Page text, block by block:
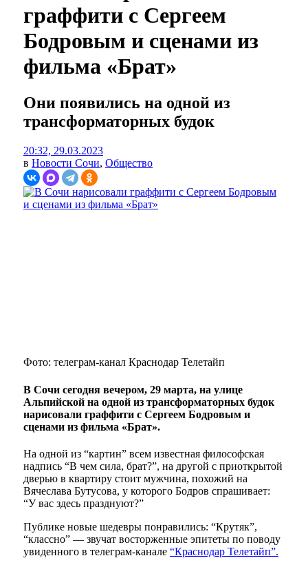
граффити с Сергеем
Бодровым и сценами из
фильма «Брат»
Они появились на одной из
трансформаторных будок
20:32, 29.03.2023
в Новости Сочи, Общество
Фото: телеграм-канал Краснодар Телетайп
В Сочи сегодня вечером, 29 марта, на улице
Альпийской на одной из трансформаторных будок
нарисовали граффити с Сергеем Бодровым и
сценами из фильма «Брат».
На одной из “картин” всем известная философская
надпись “В чем сила, брат?”, на другой с приоткрытой
дверью в квартиру стоит мужчина, похожий на
Вячеслава Бутусова, у которого Бодров спрашивает:
“У вас здесь празднуют?”
Публике новые шедевры понравились: “Крутяк”,
“классно” — звучат восторженные эпитеты по поводу
увиденного в телеграм-канале “Краснодар Телетайп”.